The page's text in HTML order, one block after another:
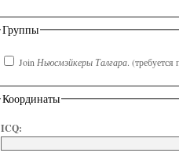
Группы
Join Ньюсмэйкеры Талгара. (требуется
Координаты
ICQ: